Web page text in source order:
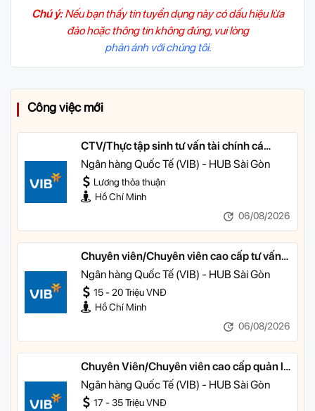
Chú ý:Nếu bạn thấy tin tuyển dụng này có dấu hiệu lừa
đảo hoặc thông tin không đúng, vui lòng
phản ánh với chúng tôi.
Công việc mới
CTV/Thực tập sinh tư vấn tài chính cá
nhân
Ngân hàng Quốc Tế (VIB) - HUB Sài Gòn
Lương thỏa thuận
Hồ Chí Minh
06/08/2026
Chuyên viên/Chuyên viên cao cấp tư vấn
tài chính cá nhân
Ngân hàng Quốc Tế (VIB) - HUB Sài Gòn
15 - 20 Triệu VNĐ
Hồ Chí Minh
06/08/2026
Chuyên Viên/Chuyên viên cao cấp quản lý
khách hàng ưu tiên
Ngân hàng Quốc Tế (VIB) - HUB Sài Gòn
17 - 35 Triệu VNĐ